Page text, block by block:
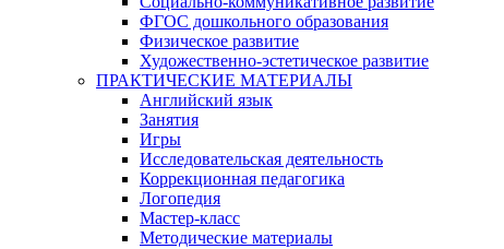
ФГОС дошкольного образования
Физическое развитие
Художественно-эстетическое развитие
ПРАКТИЧЕСКИЕ МАТЕРИАЛЫ
Английский язык
Занятия
Игры
Исследовательская деятельность
Коррекционная педагогика
Логопедия
Мастер-класс
Методические материалы